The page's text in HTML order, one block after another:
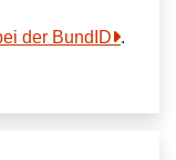
der BundID .